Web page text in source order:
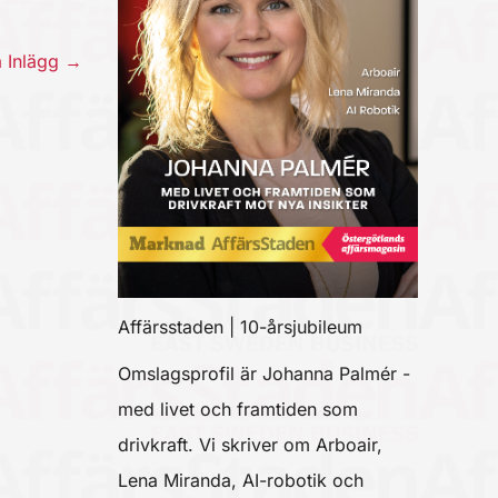
Inlägg →
Affärsstaden | 10-årsjubileum
Omslagsprofil är Johanna Palmér -
med livet och framtiden som
drivkraft. Vi skriver om Arboair,
Lena Miranda, AI-robotik och